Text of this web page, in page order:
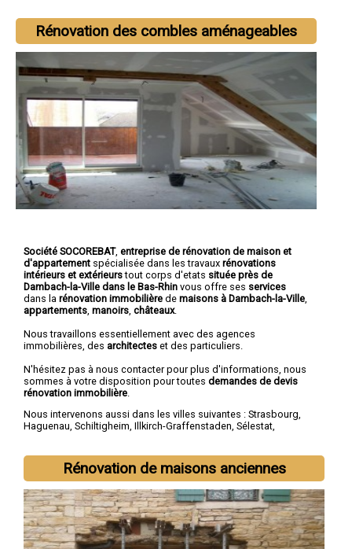
Rénovation des combles aménageables
Société SOCOREBAT, entreprise de rénovation de maison et
d'appartement spécialisée dans les travaux rénovations
intérieurs et extérieurstout corps d'etats située près de
Dambach-la-Ville dans le Bas-Rhin vous offre ses services
dans la rénovation immobilière de maisons à Dambach-la-Ville
appartements manoirs châteaux.
Nous travaillons essentiellement avec des agences
immobilières, des architectes et des particuliers.
N'hésitez pas à nous contacter pour plus d'informations, nous
sommes à votre disposition pour toutes demandes de devis
rénovation immobilière
Nous intervenons aussi dans les villes suivantes : Strasbourg,
Haguenau, Schiltigheim, Illkirch-Graffenstaden, Sélestat,
Rénovation de maisons anciennes